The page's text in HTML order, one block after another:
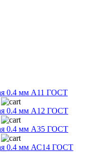
0.4 мм А11 ГОСТ
0.4 мм А12 ГОСТ
0.4 мм А35 ГОСТ
0.4 мм АС14 ГОСТ